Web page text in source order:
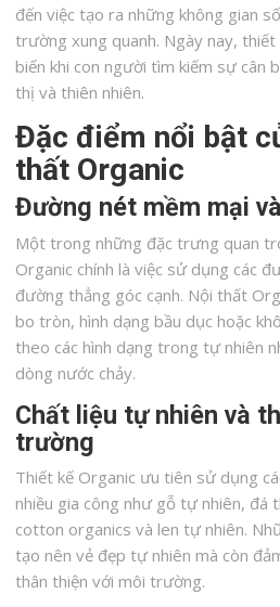
đến việc tạo ra những không gian
trường xung quanh. Ngày nay,
biến khi con người tìm kiếm sự cân
thị và thiên nhiên.
Đặc điểm nổi bật
thất Organic
Đường nét mềm mại
Một trong những đặc trưng quan
Organic chính là việc sử dụng các
đường thẳng góc cạnh. Nội thất
bo tròn, hình dạng bầu dục hoặc
theo các hình dạng trong tự nhiên
dòng nước chảy.
Chất liệu tự nhiên và
trường
Thiết kế Organic ưu tiên sử dụng
nhiều gia công như gỗ tự nhiên, đá
cotton organics và len tự nhiên.
tạo nên vẻ đẹp tự nhiên mà còn
thân thiện với môi trường.